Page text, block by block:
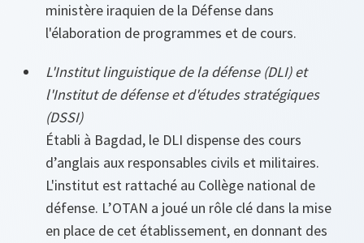
ministère iraquien de la Défense dans
l'élaboration de programmes et de cours.
L'Institut linguistique de la défense (DLI) et
l'Institut de défense et d'études stratégiques
(DSSI)
Établi à Bagdad, le DLI dispense des cours
d’anglais aux responsables civils et militaires.
L'institut est rattaché au Collège national de
défense. L’OTAN a joué un rôle clé dans la mise
en place de cet établissement, en donnant des